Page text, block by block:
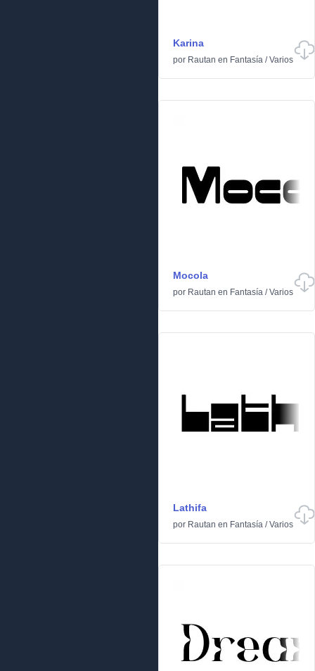
Karina
por Rautan en Fantasía /Varios
Mocola
por Rautan en Fantasía /Varios
Lathifa
por Rautan en Fantasía /Varios